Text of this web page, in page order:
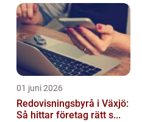
01 juni 2026
Redovisningsbyrå i Växjö:
Så hittar företag rätt s...